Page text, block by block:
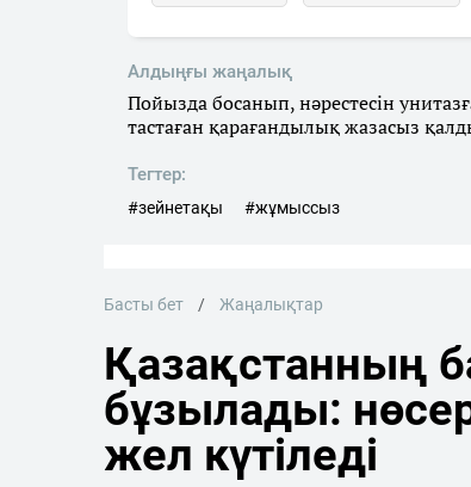
Алдыңғы жаңалық
Пойызда босанып, нәрестесін
тастаған қарағандылық жазасыз
Тегтер:
#зейнетақы #жұмыссыз
Басты бет Жаңалықтар
Қазақстанның
бұзылады:
жел күтіледі